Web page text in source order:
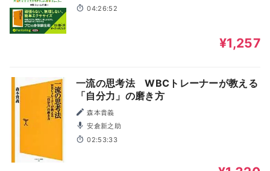
04:26:52
¥1,257
一流の思考法 WBCトレーナーが教える
「自分力」の磨き方
森本貴義
安倉新之助
02:53:33